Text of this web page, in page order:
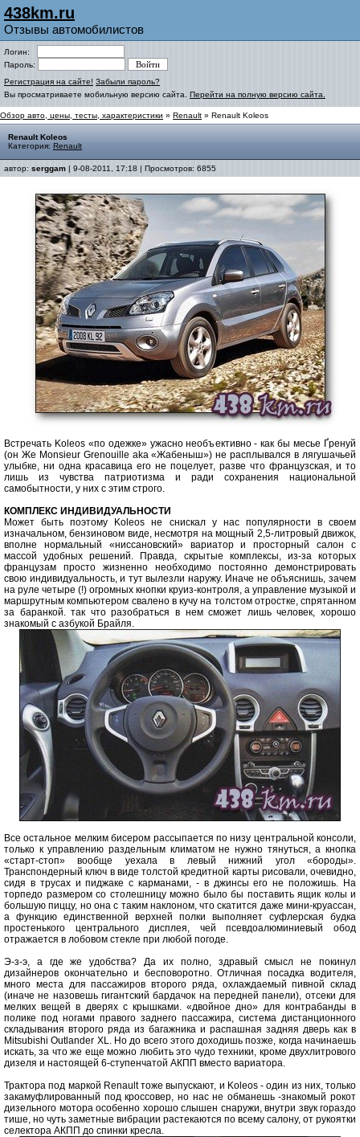
438km.ru
Отзывы автомобилистов
Логин:
Пароль:
Регистрация на сайте! Забыли пароль?
Вы просматриваете мобильную версию сайта. Перейти на полную версию сайта.
Обзор авто, цены, тесты, характеристики » Renault » Renault Koleos
Renault Koleos
Категория: Renault
автор: serggam | 9-08-2011, 17:18 | Просмотров: 6855
Встречать Koleos «по одежке» ужасно необъективно - как бы месье Ґренуй
(он Же Monsieur Grenouille aka «Жабеныш») не расплывался в лягушачьей
улыбке, ни одна красавица его не поцелует, разве что французская, и то
лишь из чувства патриотизма и ради сохранения национальной
самобытности, у них с этим строго.
КОМПЛЕКС ИНДИВИДУАЛЬНОСТИ
Может быть поэтому Koleos не снискал у нас популярности в своем
изначальном, бензиновом виде, несмотря на мощный 2,5-литровый движок,
вполне нормальный «ниссановский» вариатор и просторный салон с
массой удобных решений. Правда, скрытые комплексы, из-за которых
французам просто жизненно необходимо постоянно демонстрировать
свою индивидуальность, и тут вылезли наружу. Иначе не объяснишь, зачем
на руле четыре (!) огромных кнопки круиз-контроля, а управление музыкой и
маршрутным компьютером свалено в кучу на толстом отростке, спрятанном
за баранкой. так что разобраться в нем сможет лишь человек, хорошо
знакомый с азбукой Брайля.
Все остальное мелким бисером рассыпается по низу центральной консоли,
только к управлению раздельным климатом не нужно тянуться, а кнопка
«старт-стоп» вообще уехала в левый нижний угол «бороды».
Транспондерный ключ в виде толстой кредитной карты рисовали, очевидно,
сидя в трусах и пиджаке с карманами, - в джинсы его не положишь. На
торпедо размером со столешницу можно было бы поставить ящик колы и
большую пиццу, но она с таким наклоном, что скатится даже мини-круассан,
а функцию единственной верхней полки выполняет суфлерская будка
простенького центрального дисплея, чей псевдоалюминиевый обод
отражается в лобовом стекле при любой погоде.
Э-з-э, а где же удобства? Да их полно, здравый смысл не покинул
дизайнеров окончательно и бесповоротно. Отличная посадка водителя,
много места для пассажиров второго ряда, охлаждаемый пивной склад
(иначе не назовешь гигантский бардачок на передней панели), отсеки для
мелких вещей в дверях с крышками. «двойное дно» для контрабанды в
полике под ногами правого заднего пассажира, система дистанционного
складывания второго ряда из багажника и распашная задняя дверь как в
Mitsubishi Outlander XL. Но до всего этого доходишь позже, когда начинаешь
искать, за что же еще можно любить это чудо техники, кроме двухлитрового
дизеля и настоящей 6-ступенчатой АКПП вместо вариатора.
Трактора под маркой Renault тоже выпускают, и Koleos - один из них, только
закамуфлированный под кроссовер, но нас не обманешь -знакомый рокот
дизельного мотора особенно хорошо слышен снаружи, внутри звук гораздо
тише, но чуть заметные вибрации растекаются по всему салону, от рукоятки
селектора АКПП до спинки кресла.